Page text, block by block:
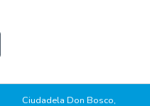
Ciudadela Don Bosco,